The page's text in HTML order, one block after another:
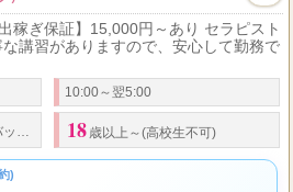
ぎ保証】15,000円～あり セラピスト
講習がありますので、安心して勤務で
10:00～翌5:00
率 ％以上日給 35,000円以上可能
18 歳以上～(高校生不可)
)